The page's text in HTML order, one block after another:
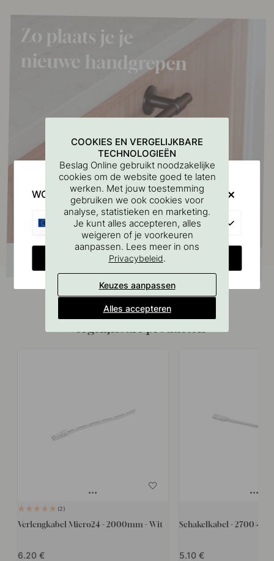
2
Verlengkabel Micro24 - 2000mm - Wit
6.20
Schakelkabel - 2700/
5.10
COOKIES EN VERGELIJKBARE
TECHNOLOGIEËN
Beslag Online gebruikt noodzakelijke
cookies om de website goed te laten
werken. Met jouw toestemming
gebruiken we ook cookies voor
analyse, statistieken en marketing.
Je kunt alles accepteren, alles
weigeren of je voorkeuren
aanpassen. Lees meer in ons
Privacybeleid.
Keuzes aanpassen
Alles accepteren
WOULD YOU RATHER VISIT?
CHANGE COUNTRY